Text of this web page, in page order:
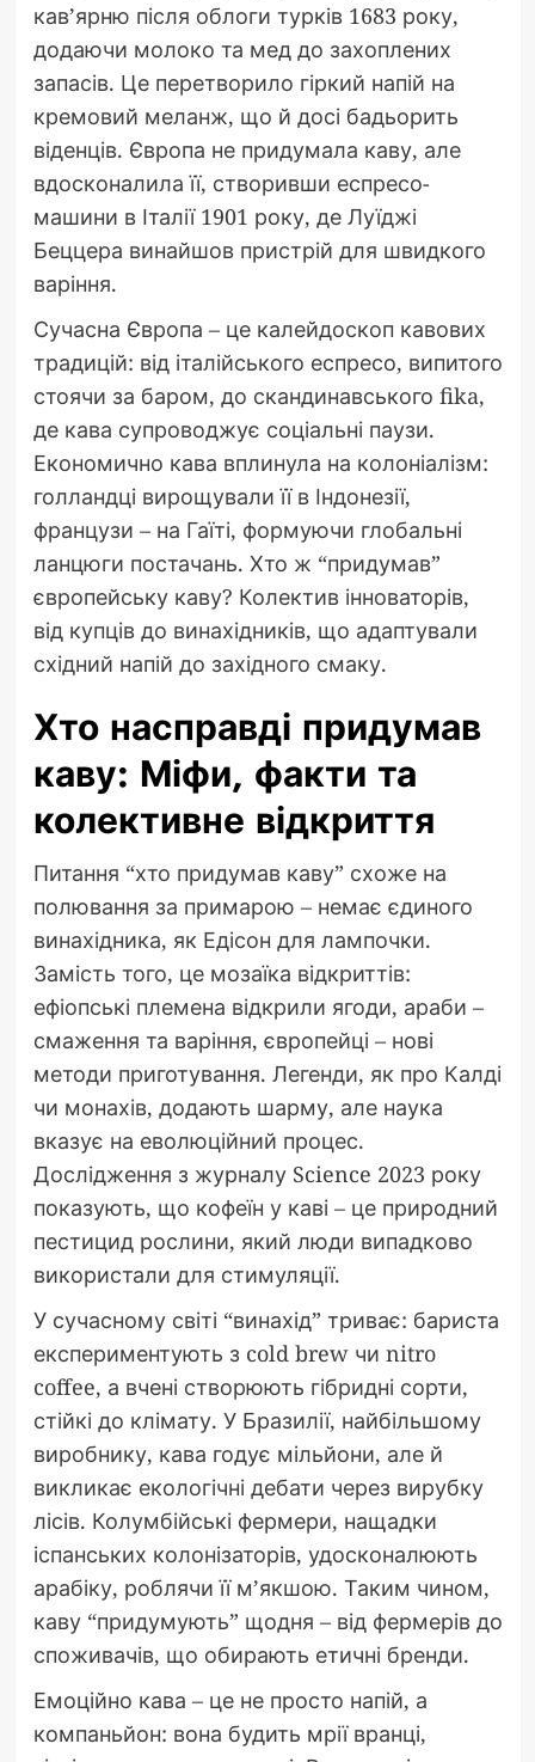
кав’ярню після облоги турків 1683 року,
додаючи молоко та мед до захоплених
запасів. Це перетворило гіркий напій на
кремовий меланж, що й досі бадьорить
віденців. Європа не придумала каву, але
вдосконалила її, створивши еспресо-
машини в Італії 1901 року, де Луїджі
Беццера винайшов пристрій для швидкого
варіння.
Сучасна Європа – це калейдоскоп кавових
традицій: від італійського еспресо, випитого
стоячи за баром, до скандинавського fika,
де кава супроводжує соціальні паузи.
Економично кава вплинула на колоніалізм:
голландці вирощували її в Індонезії,
французи – на Гаїті, формуючи глобальні
ланцюги постачань. Хто ж “придумав”
європейську каву? Колектив інноваторів,
від купців до винахідників, що адаптували
східний напій до західного смаку.
Хто насправді придумав
каву: Міфи, факти та
колективне відкриття
Питання “хто придумав каву” схоже на
полювання за примарою – немає єдиного
винахідника, як Едісон для лампочки.
Замість того, це мозаїка відкриттів:
ефіопські племена відкрили ягоди, араби –
смаження та варіння, європейці – нові
методи приготування. Легенди, як про Калді
чи монахів, додають шарму, але наука
вказує на еволюційний процес.
Дослідження з журналу Science 2023 року
показують, що кофеїн у каві – це природний
пестицид рослини, який люди випадково
використали для стимуляції.
У сучасному світі “винахід” триває: бариста
експериментують з cold brew чи nitro
coffee, а вчені створюють гібридні сорти,
стійкі до клімату. У Бразилії, найбільшому
виробнику, кава годує мільйони, але й
викликає екологічні дебати через вирубку
лісів. Колумбійські фермери, нащадки
іспанських колонізаторів, удосконалюють
арабіку, роблячи її м’якшою. Таким чином,
каву “придумують” щодня – від фермерів до
споживачів, що обирають етичні бренди.
Емоційно кава – це не просто напій, а
компаньйон: вона будить мрії вранці,